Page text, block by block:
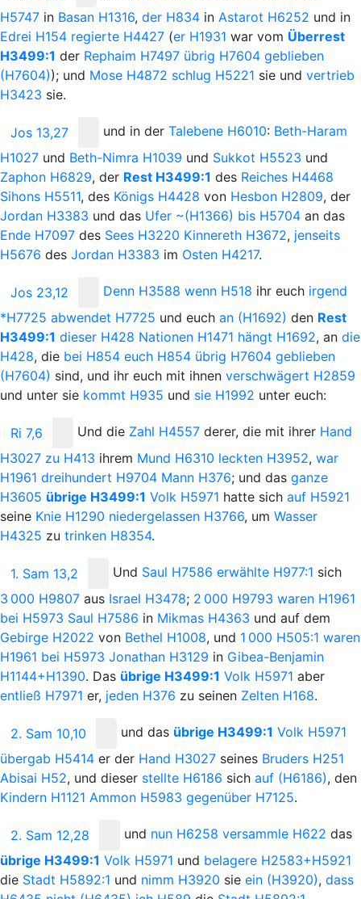
H5747 in Basan H1316, der H834 in Astarot H6252 und in
Edrei H154 regierte H4427 (er H1931 war vom Überrest
H3499:1 der Rephaim H7497 übrig H7604 geblieben
(H7604)); und Mose H4872 schlug H5221 sie und vertrieb
H3423 sie.
Jos 13,27 und in der Talebene H6010: Beth-Haram
H1027 und Beth-Nimra H1039 und Sukkot H5523 und
Zaphon H6829, der Rest H3499:1 des Reiches H4468
Sihons H5511, des Königs H4428 von Hesbon H2809, der
Jordan H3383 und das Ufer ~(H1366) bis H5704 an das
Ende H7097 des Sees H3220 Kinnereth H3672, jenseits
H5676 des Jordan H3383 im Osten H4217.
Jos 23,12 Denn H3588 wenn H518 ihr euch irgend
*H7725 abwendet H7725 und euch an (H1692) den Rest
H3499:1 dieser H428 Nationen H1471 hängt H1692, an die
H428, die bei H854 euch H854 übrig H7604 geblieben
(H7604) sind, und ihr euch mit ihnen verschwägert H2859
und unter sie kommt H935 und sie H1992 unter euch:
Ri 7,6 Und die Zahl H4557 derer, die mit ihrer Hand
H3027 zu H413 ihrem Mund H6310 leckten H3952, war
H1961 dreihundert H9704 Mann H376; und das ganze
H3605 übrige H3499:1 Volk H5971 hatte sich auf H5921
seine Knie H1290 niedergelassen H3766, um Wasser
H4325 zu trinken H8354.
1. Sam 13,2 Und Saul H7586 erwählte H977:1 sich
3 000 H9807 aus Israel H3478; 2 000 H9793 waren H1961
bei H5973 Saul H7586 in Mikmas H4363 und auf dem
Gebirge H2022 von Bethel H1008, und 1 000 H505:1 waren
H1961 bei H5973 Jonathan H3129 in Gibea-Benjamin
H1144+H1390. Das übrige H3499:1 Volk H5971 aber
entließ H7971 er, jeden H376 zu seinen Zelten H168.
2. Sam 10,10 und das übrige H3499:1 Volk H5971
übergab H5414 er der Hand H3027 seines Bruders H251
Abisai H52, und dieser stellte H6186 sich auf (H6186), den
Kindern H1121 Ammon H5983 gegenüber H7125.
2. Sam 12,28 und nun H6258 versammle H622 das
übrige H3499:1 Volk H5971 und belagere H2583+H5921
die Stadt H5892:1 und nimm H3920 sie ein (H3920), dass